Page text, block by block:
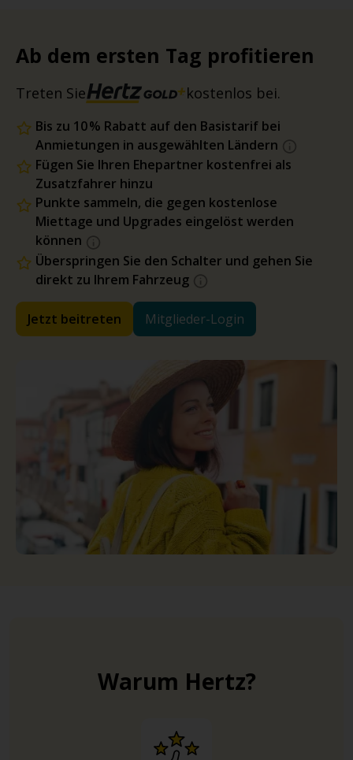
Ab dem ersten Tag profitieren
Treten Sie kostenlos bei.
Bis zu 10 % Rabatt auf den Basistarif bei
Anmietungen in ausgewählten Ländern
Fügen Sie Ihren Ehepartner kostenfrei als
Zusatzfahrer hinzu
Punkte sammeln, die gegen kostenlose
Miettage und Upgrades eingelöst werden
können
Überspringen Sie den Schalter und gehen Sie
direkt zu Ihrem Fahrzeug
Jetzt beitreten Mitglieder-Login
Warum Hertz?